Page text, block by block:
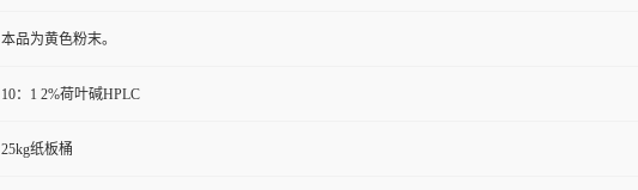
本品为黄色粉末。
10：1 2%荷叶碱HPLC
25kg纸板桶